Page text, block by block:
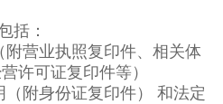
括：
营业执照复印件、相关体
许可证复印件等）
附身份证复印件） 和法定